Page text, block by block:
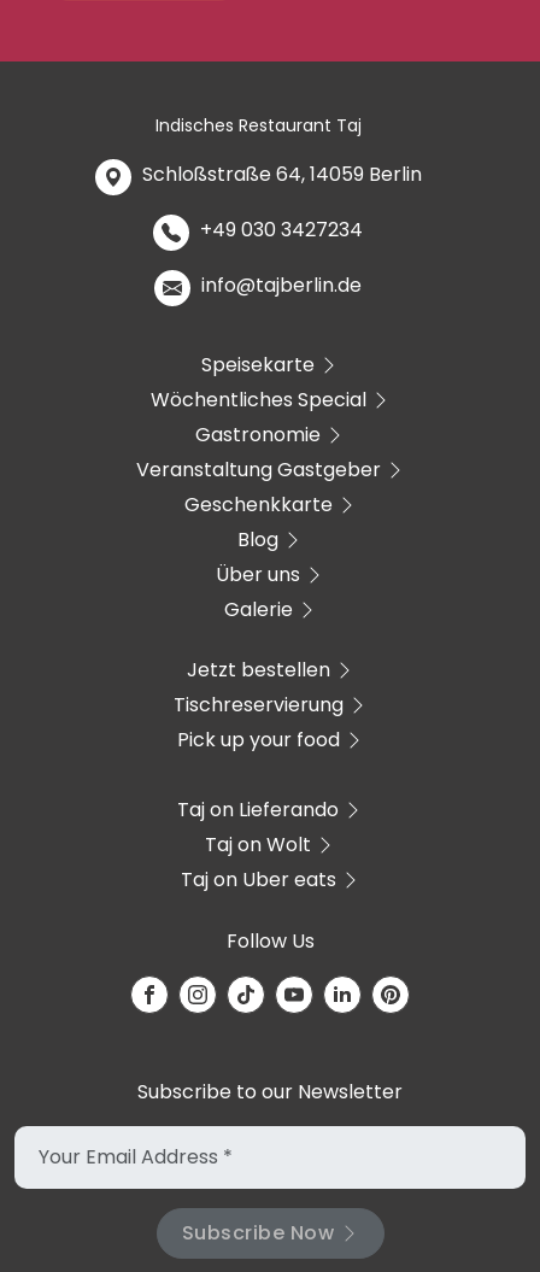
Indisches Restaurant Taj
Schloßstraße 64, 14059 Berlin
+49 030 3427234
info@tajberlin.de
Speisekarte
Wöchentliches Special
Gastronomie
Veranstaltung Gastgeber
Geschenkkarte
Blog
Über uns
Galerie
Jetzt bestellen
Tischreservierung
Pick up your food
Taj on Lieferando
Taj on Wolt
Taj on Uber eats
Follow Us
Subscribe to our Newsletter
Subscribe Now